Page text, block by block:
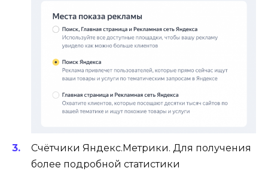
Счётчики Яндекс.Метрики. Для получения
более подробной статистики